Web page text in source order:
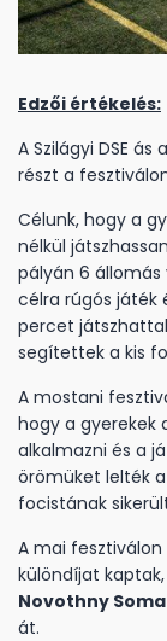
Edzői értékelés:
A Szilágyi DSE ás
részt a
Célunk, hogy a
nélkül
pályán 6 állomás
célra rúgós játék
percet
segítettek a kis
A mostani
hogy a gyerekek
alkalmazni és a
örömüket lelték
focistának
A mai
különdíjat
Novothny Soma
át.